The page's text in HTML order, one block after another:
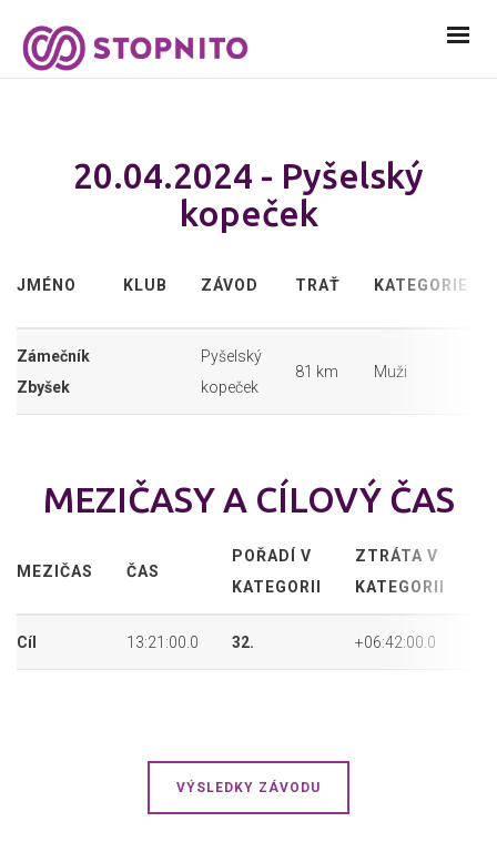
20.04.2024 - Pyšelský
kopeček
JMÉNO KLUB ZÁVOD TRAŤ KATEGORIE
Zámečník
Zbyšek
Pyšelský
kopeček
81 km Muži
MEZIČASY A CÍLOVÝ ČAS
MEZIČAS ČAS
POŘADÍ V
KATEGORII
ZTRÁTA V
KATEGORII
Cíl 13:21:00.0 32. +06:42:00.0
VÝSLEDKY ZÁVODU